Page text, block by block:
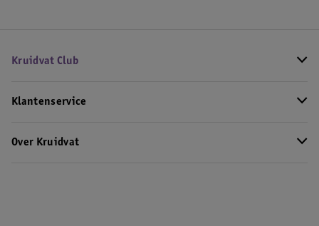
Kruidvat Club
Klantenservice
Over Kruidvat